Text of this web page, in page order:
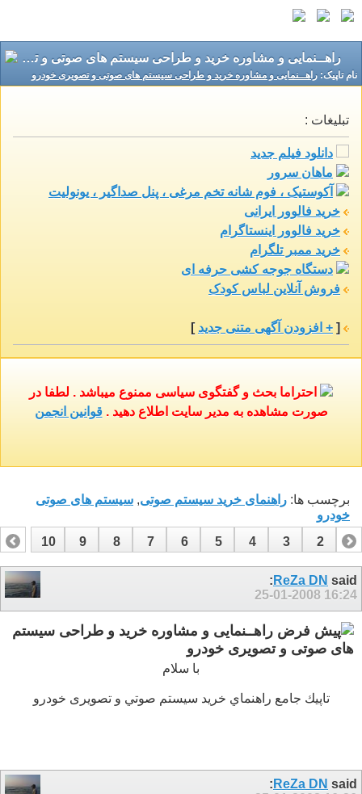
راهــنمایی و مشاوره خرید و طراحی سیستم های صوتی و تصویری خودرو
نام تاپيک: راهــنمایی و مشاوره خرید و طراحی سیستم های صوتی و تصویری خودرو
تبلیغات :
دانلود فیلم جدید
ماهان سرور
آکوستیک ، فوم شانه تخم مرغی ، پنل صداگیر ، یونولیت
خرید فالوور ایرانی
خرید فالوور اینستاگرام
خرید ممبر تلگرام
دستگاه جوجه کشی حرفه ای
فروش آنلاین لباس کودک
[ + افزودن آگهی متنی جدید ]
احتراما بحث و گفتگوی سیاسی ممنوع میباشد . لطفا در
صورت مشاهده به مدیر سایت اطلاع دهید .قوانین انجمن
برچسب ها: راهنمای خرید سیستم صوتی, سیستم های صوتی
خودرو
1
2
3
4
5
6
7
8
9
10
11
12
13
ReZa DN said:
25-01-2008 16:24
راهــنمایی و مشاوره خرید و طراحی سیستم
های صوتی و تصویری خودرو
با سلام
تاپيك جامع راهنماي خريد سيستم صوتي و تصویری خودرو
ReZa DN said: